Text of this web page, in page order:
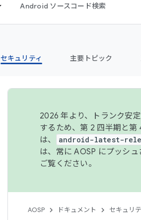
Android ソースコード検索
セキュリティ 主要トピック
2026 年より、トランク安
するため、第 2 四半期と第
は、
android-latest-
は、常に AOSP にプッシ
ご覧ください。
AOSP ドキュメント セキュリ